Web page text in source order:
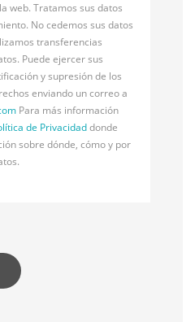
web. Tratamos sus datos
No cedemos sus datos
transferencias
Puede ejercer sus
y supresión de los
enviando un correo a
Para más información
de Privacidaddonde
sobre dónde, cómo y por